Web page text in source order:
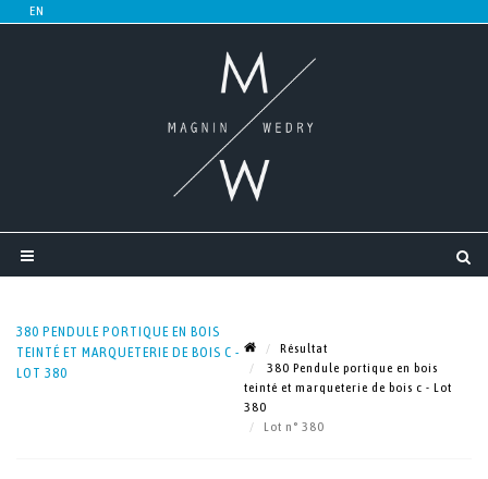
380 PENDULE PORTIQUE EN BOIS
TEINTÉ ET MARQUETERIE DE BOIS C -
LOT 380
Résultat
380 Pendule portique en bois
teinté et marqueterie de bois c - Lot
380
Lot n° 380